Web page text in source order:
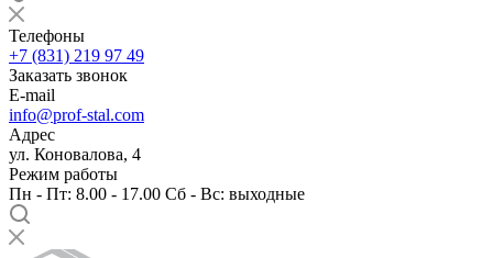
Телефоны
+7 (831) 219 97 49
Заказать звонок
E-mail
info@prof-stal.com
Адрес
ул. Коновалова, 4
Режим работы
Пн - Пт: 8.00 - 17.00 Сб - Вс: выходные